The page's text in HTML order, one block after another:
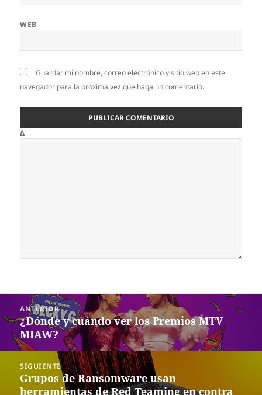
WEB
Guardar mi nombre, correo electrónico y sitio web en este
navegador para la próxima vez que haga un comentario.
Δ
Navegación
de
entradas
ANTERIOR
Entrada
anterior:
¿Dónde y cuándo ver los Premios MTV
MIAW?
SIGUIENTE
Siguiente
entrada:
Grupos de Ransomware usan
herramientas de Red Teaming en contra